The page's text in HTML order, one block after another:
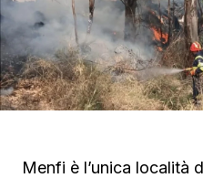
Menfi è l’unica località